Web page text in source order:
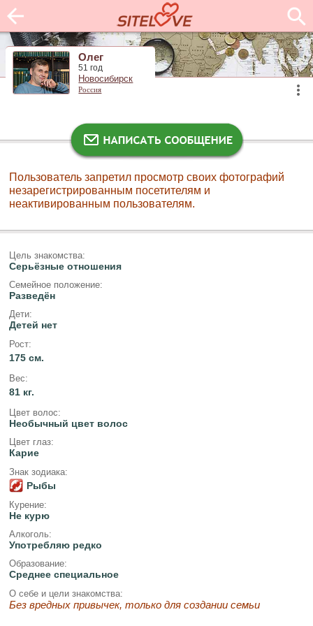
Олег
51 год
Новосибирск
Россия
Пользователь запретил просмотр своих фотографий
незарегистрированным посетителям и
неактивированным пользователям.
Цель знакомства:
Серьёзные отношения
Семейное положение:
Разведён
Дети:
Детей нет
Рост:
175 см.
Вес:
81 кг.
Цвет волос:
Необычный цвет волос
Цвет глаз:
Карие
Знак зодиака:
Рыбы
Курение:
Не курю
Алкоголь:
Употребляю редко
Образование:
Среднее специальное
О себе и цели знакомства:
Без вредных привычек, только для создании семьи